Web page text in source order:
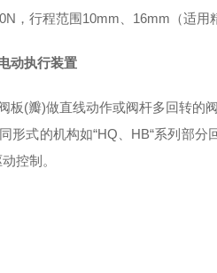
行程范围10mm、16mm（适用
动执行装置
板(瓣)做直线动作或阀杆多回转的
形式的机构如“HQ、HB“系列部
控制。